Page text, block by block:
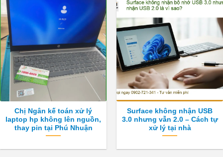
Chị Ngân kế toán xử lý
laptop hp không lên nguồn,
thay pin tại Phú Nhuận
Surface không nhận USB
3.0 nhưng vẫn 2.0 – Cách tự
xử lý tại nhà